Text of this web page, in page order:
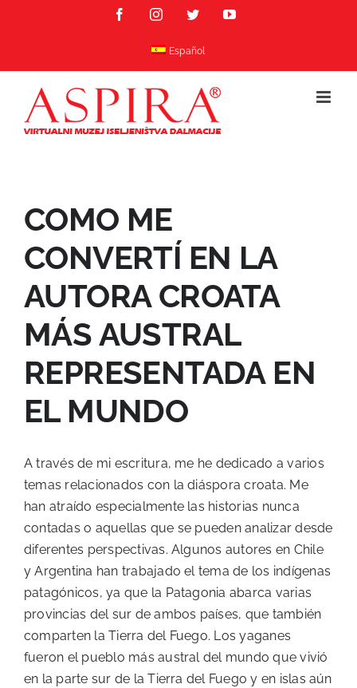
FacebookInstagramTwitterYouTube
Español
COMO ME
CONVERTÍ EN LA
AUTORA CROATA
MÁS AUSTRAL
REPRESENTADA EN
EL MUNDO
A través de mi escritura, me he dedicado a varios
temas relacionados con la diáspora croata. Me
han atraído especialmente las historias nunca
contadas o aquellas que se pueden analizar desde
diferentes perspectivas. Algunos autores en Chile
y Argentina han trabajado el tema de los indígenas
patagónicos, ya que la Patagonia abarca varias
provincias del sur de ambos países, que también
comparten la Tierra del Fuego. Los yaganes
fueron el pueblo más austral del mundo que vivió
en la parte sur de la Tierra del Fuego y en islas aún